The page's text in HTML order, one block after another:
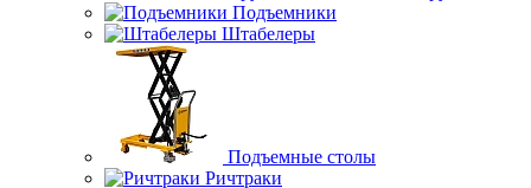
Подъемники
Штабелеры
Подъемные столы
Ричтраки